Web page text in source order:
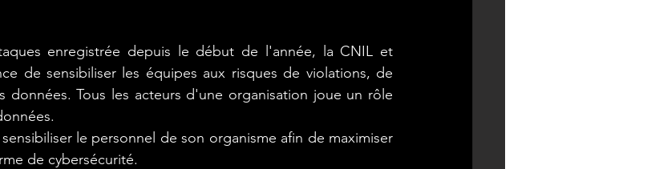
enregistrée depuis le début de l'année, la CNIL et
de sensibiliser les équipes aux risques de violations, de
données. Tous les acteurs d'une organisation joue un rôle
le personnel de son organisme afin de maximiser
de cybersécurité.